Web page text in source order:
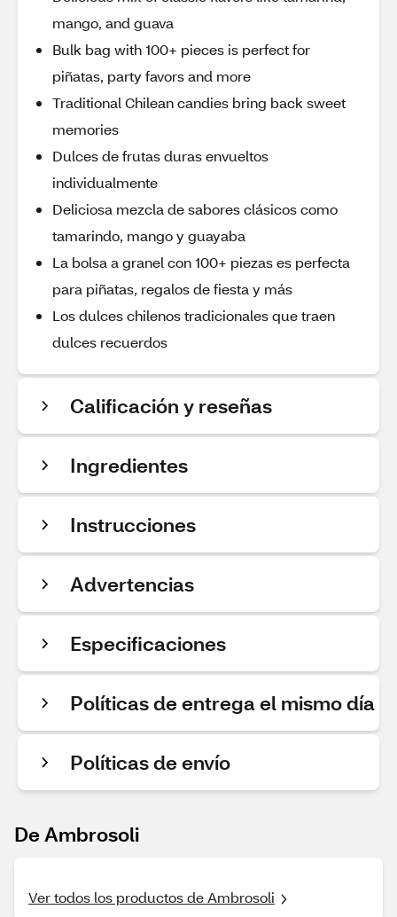
mango, and guava
Bulk bag with 100+ pieces is perfect for
piñatas, party favors and more
Traditional Chilean candies bring back sweet
memories
Dulces de frutas duras envueltos
individualmente
Deliciosa mezcla de sabores clásicos como
tamarindo, mango y guayaba
La bolsa a granel con 100+ piezas es perfecta
para piñatas, regalos de fiesta y más
Los dulces chilenos tradicionales que traen
dulces recuerdos
Calificación y reseñas
Ingredientes
Instrucciones
Advertencias
Especificaciones
Políticas de entrega el mismo día
Políticas de envío
De Ambrosoli
Ver todos los productos de Ambrosoli